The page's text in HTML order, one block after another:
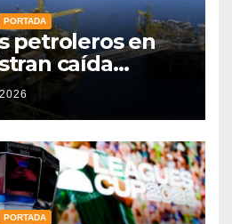
PORTADA
petroleros en
caída
década
PORTADA